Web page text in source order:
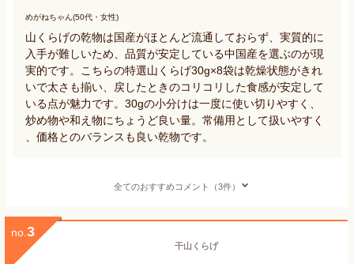
めがねちゃん(50代・女性)
山くらげの乾物は国産がほとんど流通しておらず、実質的に
入手が難しいため、品質が安定している中国産を選ぶのが現
実的です。こちらの特選山くらげ30g×8袋は乾燥状態がきれ
いで太さも揃い、戻したときのコリコリした食感が安定して
いる点が魅力です。30gの小分けは一度に使い切りやすく、
炒め物や和え物にちょうど良い量。常備用として扱いやすく
、価格とのバランスも良い乾物です。
全てのおすすめコメント（3件）
no. 3
干山くらげ